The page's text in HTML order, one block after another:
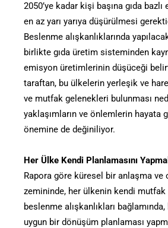
2050’ye kadar kişi başına gıda bazlı
en az yarı yarıya düşürülmesi
Beslenme alışkanlıklarında
birlikte gıda üretim sisteminden
emisyon üretimlerinin düşüceği
taraftan, bu ülkelerin yerleşik ve
ve mutfak gelenekleri bulunması
yaklaşımların ve önlemlerin hayata
önemine de değiniliyor.
Her Ülke Kendi Planlamasını
Rapora göre küresel bir anlaşma ve
zemininde, her ülkenin kendi
beslenme alışkanlıkları
uygun bir dönüşüm planlaması